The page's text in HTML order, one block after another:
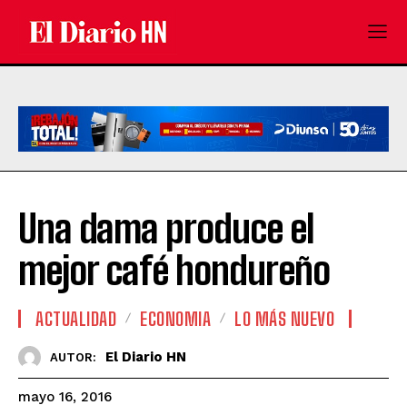
Una dama produce el
mejor café hondureño
ACTUALIDAD ECONOMIA LO MÁS NUEVO
AUTOR: El Diario HN
mayo 16, 2016